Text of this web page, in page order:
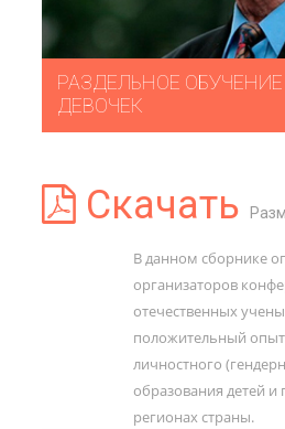
РАЗДЕЛЬНОЕ
ДЕВОЧЕК
Скачать
В данном сборнике
организаторов
отечественных
положительный
личностного
образования детей и
регионах страны.